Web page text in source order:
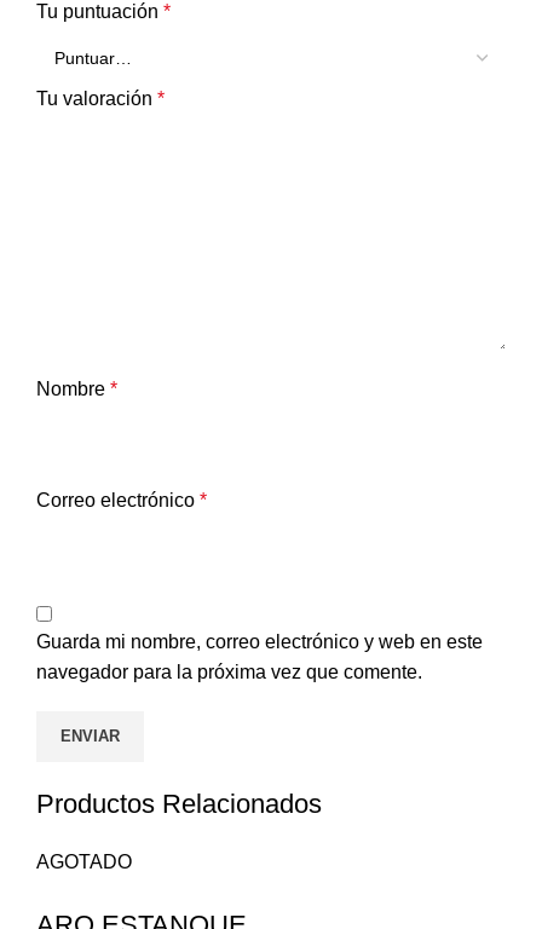
Tu puntuación *
Tu valoración *
Nombre *
Correo electrónico *
Guarda mi nombre, correo electrónico y web en este
navegador para la próxima vez que comente.
Productos Relacionados
AGOTADO